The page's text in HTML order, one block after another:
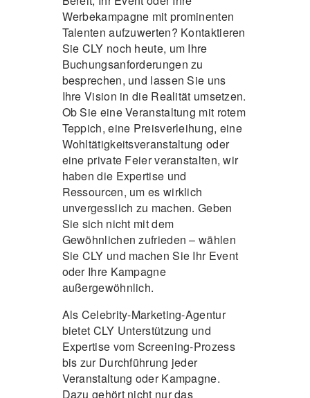
Werbekampagne mit prominenten
Talenten aufzuwerten? Kontaktieren
Sie CLY noch heute, um Ihre
Buchungsanforderungen zu
besprechen, und lassen Sie uns
Ihre Vision in die Realität umsetzen.
Ob Sie eine Veranstaltung mit rotem
Teppich, eine Preisverleihung, eine
Wohltätigkeitsveranstaltung oder
eine private Feier veranstalten, wir
haben die Expertise und
Ressourcen, um es wirklich
unvergesslich zu machen. Geben
Sie sich nicht mit dem
Gewöhnlichen zufrieden – wählen
Sie CLY und machen Sie Ihr Event
oder Ihre Kampagne
außergewöhnlich.
Als Celebrity-Marketing-Agentur
bietet CLY Unterstützung und
Expertise vom Screening-Prozess
bis zur Durchführung jeder
Veranstaltung oder Kampagne.
Dazu gehört nicht nur das